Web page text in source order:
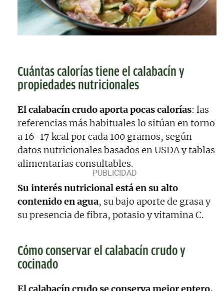
Cuántas calorías tiene el calabacín y
propiedades nutricionales
El calabacín crudo aporta pocas calorías: las
referencias más habituales lo sitúan en torno
a 16-17 kcal por cada 100 gramos, según
datos nutricionales basados en USDA y tablas
alimentarias consultables.
Su interés nutricional está en su alto
contenido en agua, su bajo aporte de grasa y
su presencia de fibra, potasio y vitamina C.
Cómo conservar el calabacín crudo y
cocinado
El calabacín crudo se conserva mejor entero,